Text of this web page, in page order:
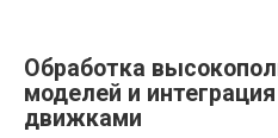
Обработка
моделей и
движками